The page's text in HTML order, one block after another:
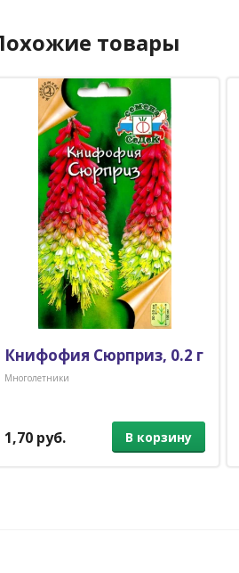
товары
Книфофия Сюрприз, 0.2 г
Многолетники
1,70 руб. В корзину